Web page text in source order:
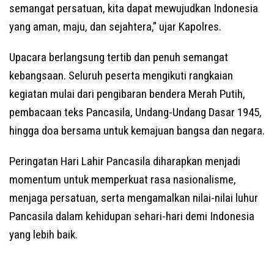
semangat persatuan, kita dapat mewujudkan Indonesia
yang aman, maju, dan sejahtera,” ujar Kapolres.
Upacara berlangsung tertib dan penuh semangat
kebangsaan. Seluruh peserta mengikuti rangkaian
kegiatan mulai dari pengibaran bendera Merah Putih,
pembacaan teks Pancasila, Undang-Undang Dasar 1945,
hingga doa bersama untuk kemajuan bangsa dan negara.
Peringatan Hari Lahir Pancasila diharapkan menjadi
momentum untuk memperkuat rasa nasionalisme,
menjaga persatuan, serta mengamalkan nilai-nilai luhur
Pancasila dalam kehidupan sehari-hari demi Indonesia
yang lebih baik.